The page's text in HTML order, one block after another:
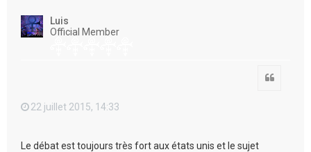
Luis
Official Member
22 juillet 2015, 14:33
Le débat est toujours très fort aux états unis et le sujet